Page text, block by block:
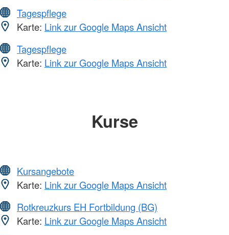
Tagespflege
Karte: Link zur Google Maps Ansicht
Tagespflege
Karte: Link zur Google Maps Ansicht
Kurse
Kursangebote
Karte: Link zur Google Maps Ansicht
Rotkreuzkurs EH Fortbildung (BG)
Karte: Link zur Google Maps Ansicht